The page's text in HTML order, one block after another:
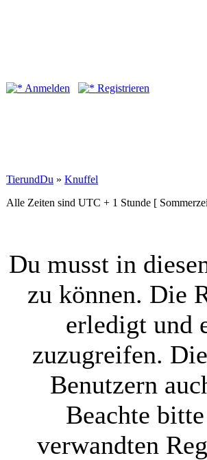
Anmelden Registrieren
TierundDu » Knuffel
Alle Zeiten sind UTC + 1 Stunde [
Du musst in
zu können. Die
erledigt und
zuzugreifen.
Benutzern
Beachte
verwandten